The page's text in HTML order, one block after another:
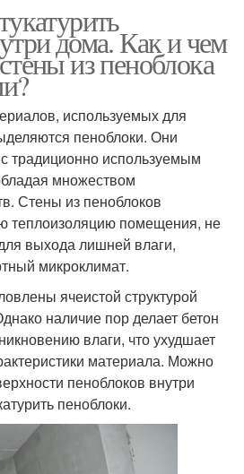
дома. Как и чем
из пеноблока
используемых для
пеноблоки. Они
традиционно используемым
множеством
Стены из пеноблоков
теплоизоляцию помещения, не
выхода лишней влаги,
микроклимат.
ячеистой структурой
наличие пор делает бетон
влаги, что ухудшает
материала. Можно
пеноблоков внутри
пеноблоки.